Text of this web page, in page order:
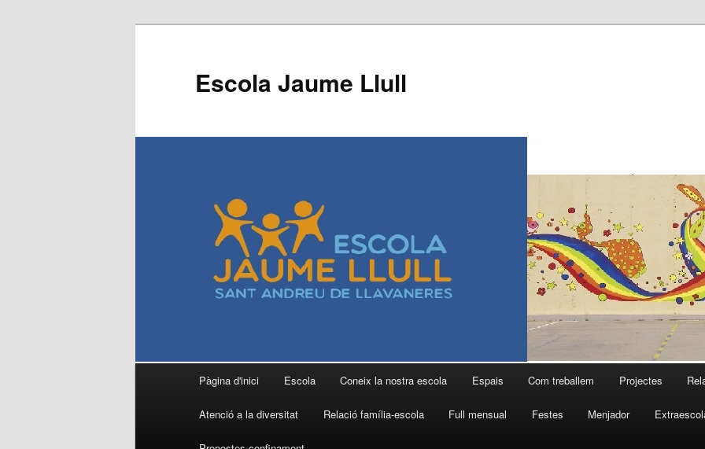
Escola Jaume Llull
Aneu
al
Pàgina d'inici Escola Coneix la nostra escola Espais Com treballem Projectes
Atenció a la diversitat Relació família-escola Full mensual Festes Menjador